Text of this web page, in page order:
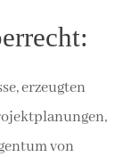
erzeugten
von